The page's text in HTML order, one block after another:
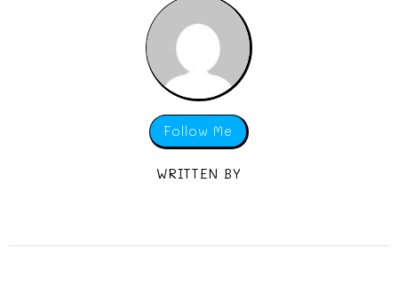
Follow Me
WRITTEN BY